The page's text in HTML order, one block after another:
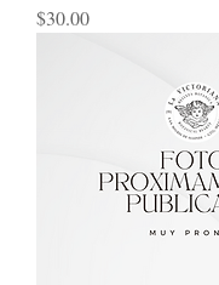
Precio
$30.00